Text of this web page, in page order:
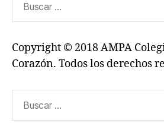
Copyright © 2018 AMPA
Corazón. Todos los derechos